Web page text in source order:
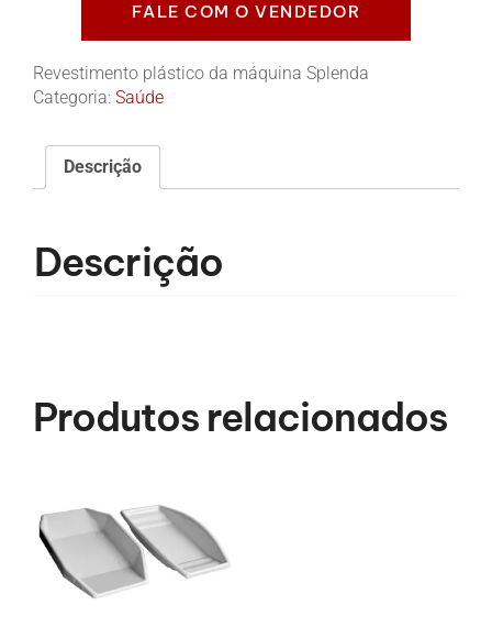
FALE COM O VENDEDOR
Revestimento plástico da máquina Splenda
Categoria: Saúde
Descrição
Descrição
Produtos relacionados